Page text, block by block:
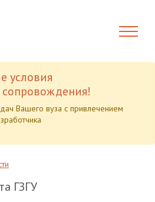
условия
Вашего вуза с привлечением
ГЗГУ